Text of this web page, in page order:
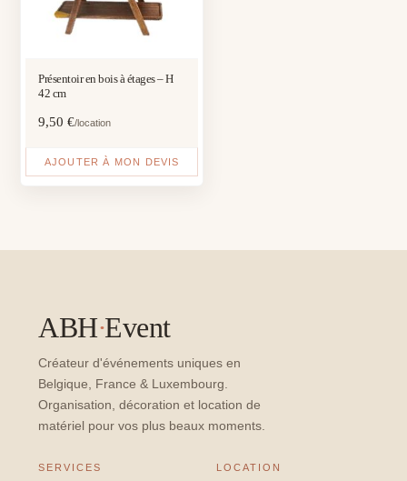
Présentoir en bois à étages – H
42 cm
9,50€/location
AJOUTER À MON DEVIS
ABH·Event
Créateur d'événements uniques en
Belgique, France & Luxembourg.
Organisation, décoration et location de
matériel pour vos plus beaux moments.
SERVICES LOCATION